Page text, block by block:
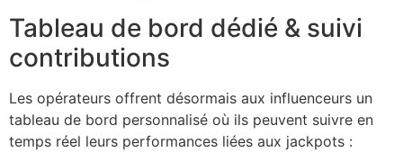
Tableau de bord dédié & suivi
contributions
Les opérateurs offrent désormais aux influenceurs un
tableau de bord personnalisé où ils peuvent suivre en
temps réel leurs performances liées aux jackpots :